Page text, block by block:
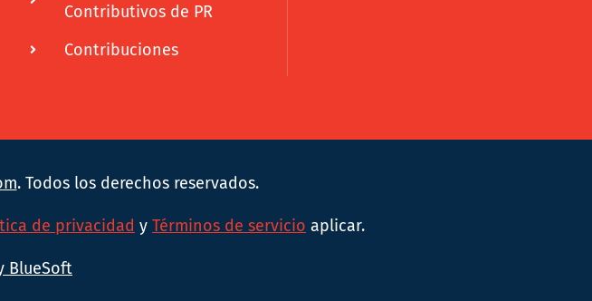
Contributivos de PR
Contribuciones
. Todos los derechos reservados.
de privacidad y Términos de servicio aplicar.
BlueSoft